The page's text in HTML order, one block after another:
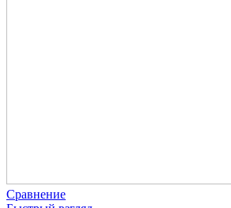
Сравнение